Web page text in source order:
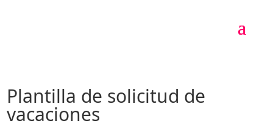
Plantilla de solicitud de
vacaciones